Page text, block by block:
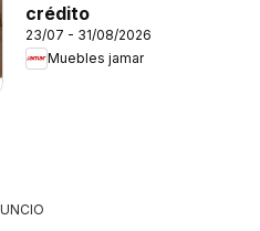
crédito
23/07 - 31/08/2026
Muebles jamar